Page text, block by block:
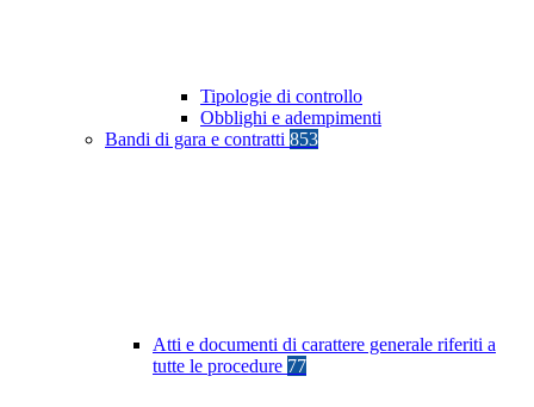
Tipologie di controllo
Obblighi e adempimenti
Bandi di gara e contratti 853
Atti e documenti di carattere generale riferiti a
tutte le procedure 77